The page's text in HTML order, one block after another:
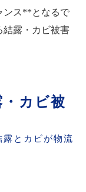
ンス**となるで
結露・カビ被害
カビ被
とカビが物流